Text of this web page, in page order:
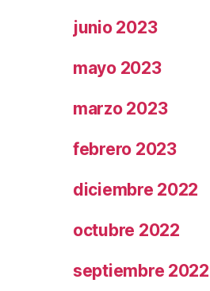
junio 2023
mayo 2023
marzo 2023
febrero 2023
diciembre 2022
octubre 2022
septiembre 2022